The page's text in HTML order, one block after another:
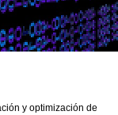
y optimización de